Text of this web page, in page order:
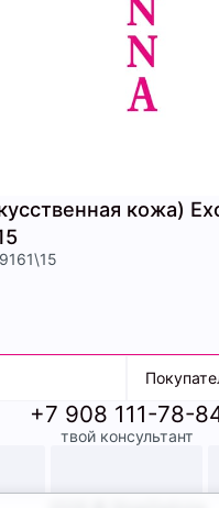
кожа)
Доставка
Условия
Образы
+7 908 111-78-
твой консультант